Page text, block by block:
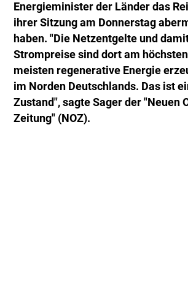
Energieminister der Länder das
ihrer Sitzung am Donnerstag
haben. "Die Netzentgelte und
Strompreise sind dort am
meisten regenerative Energie
im Norden Deutschlands. Das ist
Zustand", sagte Sager der "Neuen
Zeitung" (NOZ).